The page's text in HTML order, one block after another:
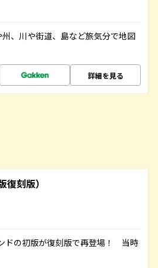
、川や街道、島など旅気分で地図
詳細を見る
刻版）
ドの初版が復刻版で再登場！ 当時